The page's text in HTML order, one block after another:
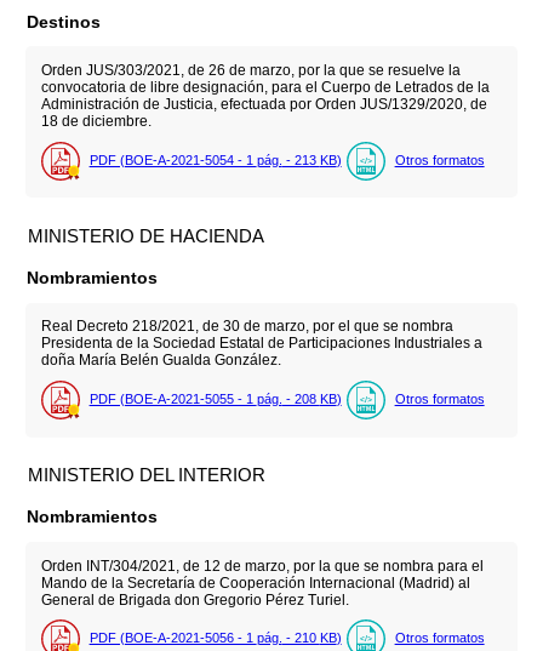
Destinos
Orden JUS/303/2021, de 26 de marzo, por la que se resuelve la
convocatoria de libre designación, para el Cuerpo de Letrados de la
Administración de Justicia, efectuada por Orden JUS/1329/2020, de
18 de diciembre.
PDF (BOE-A-2021-5054 - 1 pág. - 213 KB) Otros formatos
MINISTERIO DE HACIENDA
Nombramientos
Real Decreto 218/2021, de 30 de marzo, por el que se nombra
Presidenta de la Sociedad Estatal de Participaciones Industriales a
doña María Belén Gualda González.
PDF (BOE-A-2021-5055 - 1 pág. - 208 KB) Otros formatos
MINISTERIO DEL INTERIOR
Nombramientos
Orden INT/304/2021, de 12 de marzo, por la que se nombra para el
Mando de la Secretaría de Cooperación Internacional (Madrid) al
General de Brigada don Gregorio Pérez Turiel.
PDF (BOE-A-2021-5056 - 1 pág. - 210 KB) Otros formatos